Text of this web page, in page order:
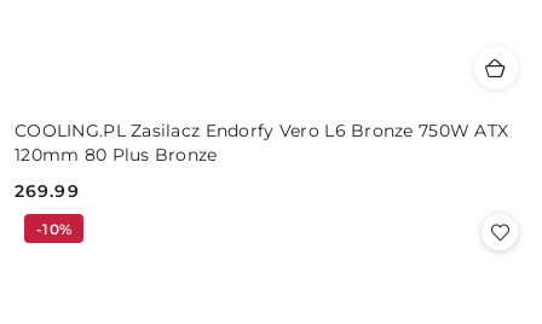
COOLING.PL Zasilacz Endorfy Vero L6 Bronze 750W ATX
120mm 80 Plus Bronze
Cena:
269.99
-10%